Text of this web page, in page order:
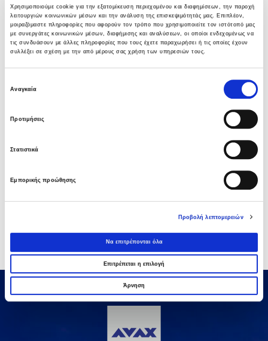
Χρησιμοποιούμε cookie για την εξατομίκευση περιεχομένου και διαφημίσεων, την παροχή
λειτουργιών κοινωνικών μέσων και την ανάλυση της επισκεψιμότητάς μας. Επιπλέον,
μοιραζόμαστε πληροφορίες που αφορούν τον τρόπο που χρησιμοποιείτε τον ιστότοπό μας
με συνεργάτες κοινωνικών μέσων, διαφήμισης και αναλύσεων, οι οποίοι ενδεχομένως να
τις συνδυάσουν με άλλες πληροφορίες που τους έχετε παραχωρήσει ή τις οποίες έχουν
συλλέξει σε σχέση με την από μέρους σας χρήση των υπηρεσιών τους.
συγκατάθεσης
Αναγκαία
Προτιμήσεις
Στατιστικά
Εμπορικής προώθησης
Προβολή λεπτομερειών
Να επιτρέπονται όλα
Επιτρέπεται η επιλογή
Άρνηση
σταθμού παραγωγής ηλεκτρικής ενέργειας
800 ΜW στη Λάρισα
05 ΑΥΓΟΎΣΤΟΥ 2026
Όμιλος AVAX: Νέα σύμβαση με το ΑΝΑΤΟΛΙΑ
ακαδημαϊκή αναβάθμιση της Θεσσαλονίκης
Όμιλος AVAX: Υπογραφή σύμβασης για νέο
φωτοβολταϊκό σταθμό 275,5MW στη